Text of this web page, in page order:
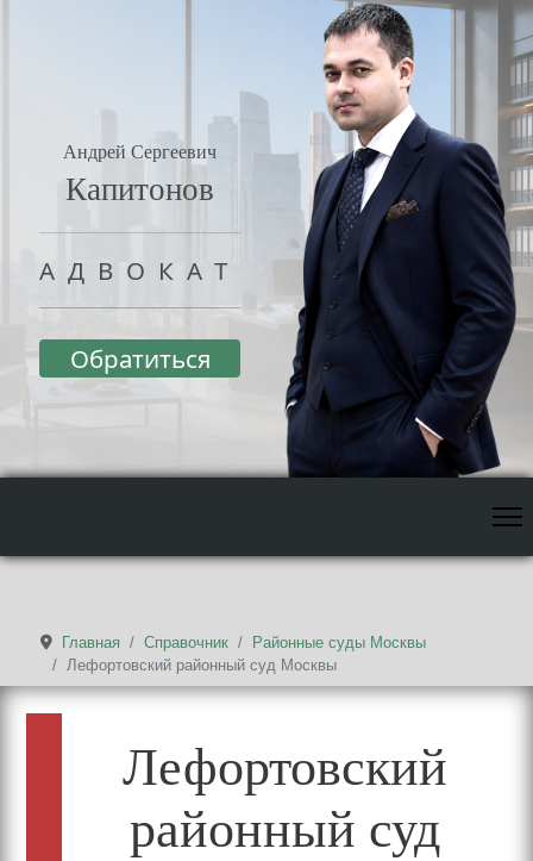
Андрей Сергеевич
Капитонов
АДВОКАТ
Обратиться
Главная Справочник
Районные суды Москвы
Лефортовский районный суд Москвы
Лефортовский
районный суд